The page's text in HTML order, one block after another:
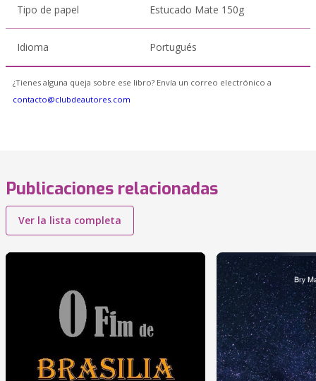
Tipo de papel Estucado Mate 150g
Idioma Portugués
¿Tienes alguna queja sobre ese libro? Envía un correo electrónico a
contacto@clubdeautores.com
Publicaciones relacionadas
Ver la lista completa